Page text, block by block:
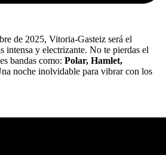
de 2025, Vitoria-Gasteiz será el
intensa y electrizante. No te pierdas el
bandas como: Polar, Hamlet,
noche inolvidable para vibrar con los